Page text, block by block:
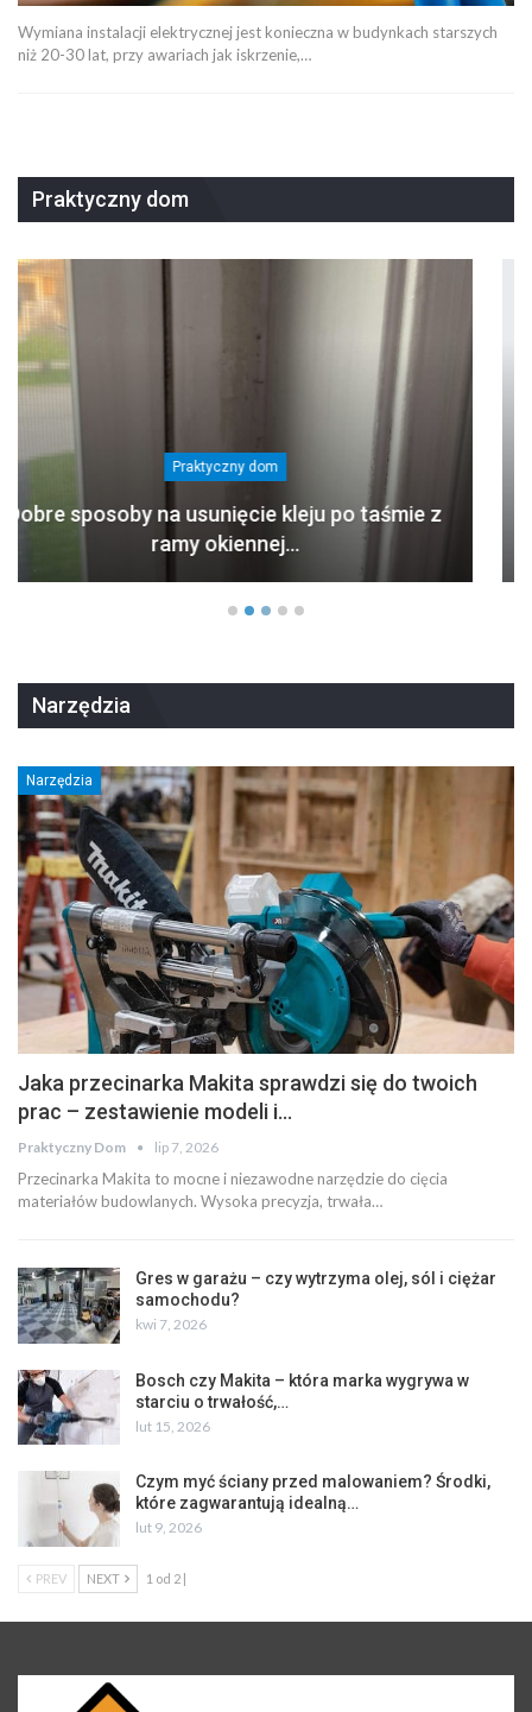
Wymiana instalacji elektrycznej jest konieczna w budynkach starszych
niż 20-30 lat, przy awariach jak iskrzenie,…
Praktyczny dom
Praktyczny dom
Iskrzące gniazdka, wypadające bezpieczniki –
kiedy…
Narzędzia
Narzędzia
Jaka przecinarka Makita sprawdzi się do twoich
prac – zestawienie modeli i…
Praktyczny Dom lip 7, 2026
Przecinarka Makita to mocne i niezawodne narzędzie do cięcia
materiałów budowlanych. Wysoka precyzja, trwała…
Gres w garażu – czy wytrzyma olej, sól i ciężar
samochodu?
kwi 7, 2026
Bosch czy Makita – która marka wygrywa w
starciu o trwałość,…
lut 15, 2026
Czym myć ściany przed malowaniem? Środki,
które zagwarantują idealną…
lut 9, 2026
PREV NEXT 1 od 2 |